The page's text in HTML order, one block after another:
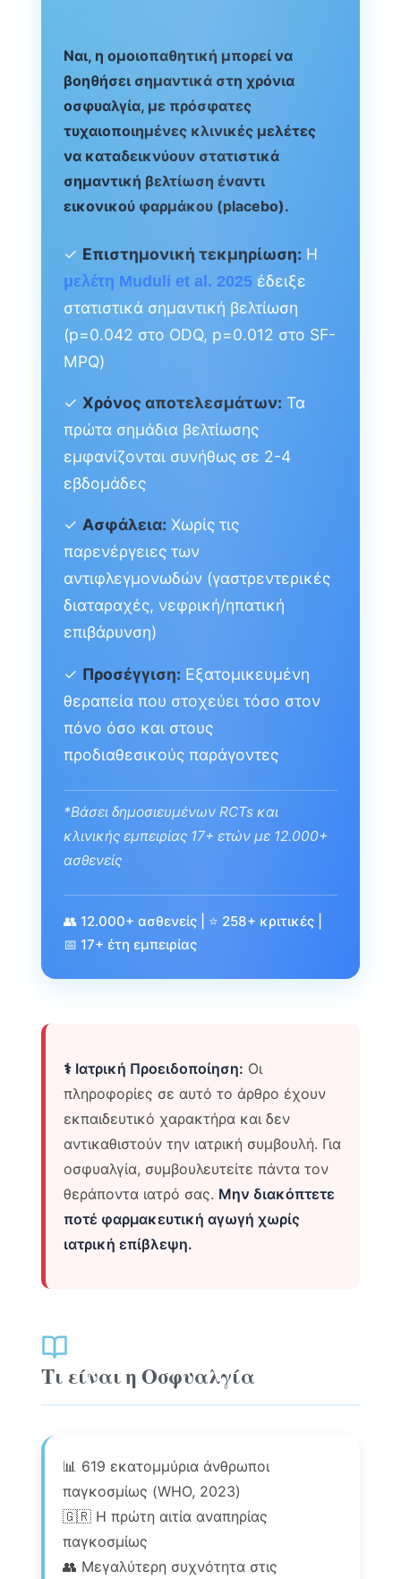
Ναι, η ομοιοπαθητική μπορεί να
βοηθήσει σημαντικά στη χρόνια
οσφυαλγία, με πρόσφατες
τυχαιοποιημένες κλινικές μελέτες
να καταδεικνύουν στατιστικά
σημαντική βελτίωση έναντι
εικονικού φαρμάκου (placebo).
✓ Επιστημονική τεκμηρίωση: Η
μελέτη Muduli et al. 2025 έδειξε
στατιστικά σημαντική βελτίωση
(p=0.042 στο ODQ, p=0.012 στο SF-
MPQ)
✓Χρόνος αποτελεσμάτων: Τα
πρώτα σημάδια βελτίωσης
εμφανίζονται συνήθως σε 2-4
εβδομάδες
✓Ασφάλεια: Χωρίς τις
παρενέργειες των
αντιφλεγμονωδών (γαστρεντερικές
διαταραχές, νεφρική/ηπατική
επιβάρυνση)
✓ Προσέγγιση: Εξατομικευμένη
θεραπεία που στοχεύει τόσο στον
πόνο όσο και στους
προδιαθεσικούς παράγοντες
*Βάσει δημοσιευμένων RCTs και
κλινικής εμπειρίας 17+ ετών με 12.000+
ασθενείς
👥 12.000+ ασθενείς | ⭐ 258+ κριτικές |
📅 17+ έτη εμπειρίας
⚕️ Ιατρική Προειδοποίηση: Οι
πληροφορίες σε αυτό το άρθρο έχουν
εκπαιδευτικό χαρακτήρα και δεν
αντικαθιστούν την ιατρική συμβουλή. Για
οσφυαλγία, συμβουλευτείτε πάντα τον
θεράποντα ιατρό σας. Μην διακόπτετε
ποτέ φαρμακευτική αγωγή χωρίς
ιατρική επίβλεψη.
Τι είναι η Οσφυαλγία
📊 619 εκατομμύρια άνθρωποι
παγκοσμίως (WHO, 2023)
🇬🇷 Η πρώτη αιτία αναπηρίας
παγκοσμίως
👥 Μεγαλύτερη συχνότητα στις